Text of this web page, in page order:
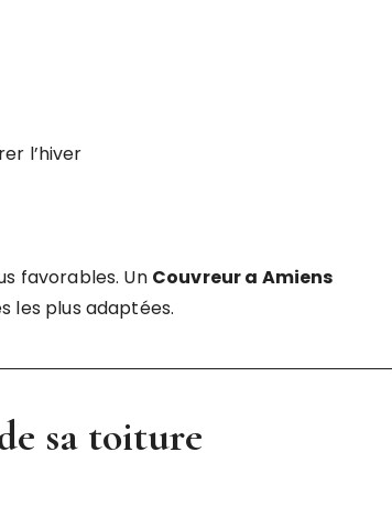
l’hiver
favorables. Un Couvreur a Amiens
les plus adaptées.
sa toiture